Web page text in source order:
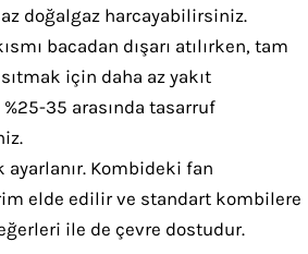
doğalgaz harcayabilirsiniz.
bacadan dışarı atılırken, tam
için daha az yakıt
35 arasında tasarruf
Kombideki fan
elde edilir ve standart kombilere
ile de çevre dostudur.